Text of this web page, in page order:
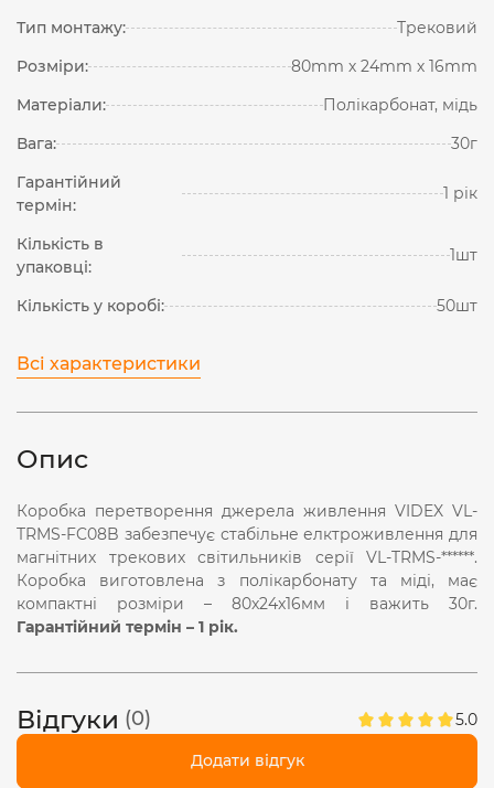
Тип монтажу:
Трековий
Розміри:
80mm х 24mm х 16mm
Матеріали:
Полікарбонат, мідь
Вага:
30г
Гарантійний
термін:
1 рік
Кількість в
упаковці:
1шт
Кількість у коробі: 50шт
Всі характеристики
Опис
Коробка перетворення джерела живлення VIDEX VL-
TRMS-FC08B забезпечує стабільне елктроживлення для
магнітних трекових світильників серії VL-TRMS-******.
Коробка виготовлена з полікарбонату та міді, має
компактні розміри – 80x24x16мм і важить 30г.
Гарантійний термін – 1 рік.
Відгуки (0) 5.0
Додати відгук